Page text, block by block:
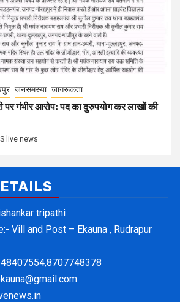
जनसमस्या जागरूकता
पर गंभीर आरोप: पद का दुरुपयोग कर लाखों की
S live news
tripathi
Vill and Post – Ekauna , Rudrapur